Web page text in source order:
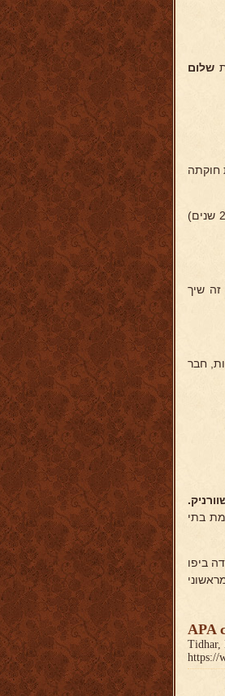
שלום
חוקתה
כאשר נוסדה המועצה בשנת 1923, נבחר לחבר בה, ויושב בה ברציפות מטעם חקלאים (בהפסקה של 2-3 שנים)
מ-1000 דונמים. פרדס זה שיך
חבר
בתי
ביפו
APA
Tidhar,
https://